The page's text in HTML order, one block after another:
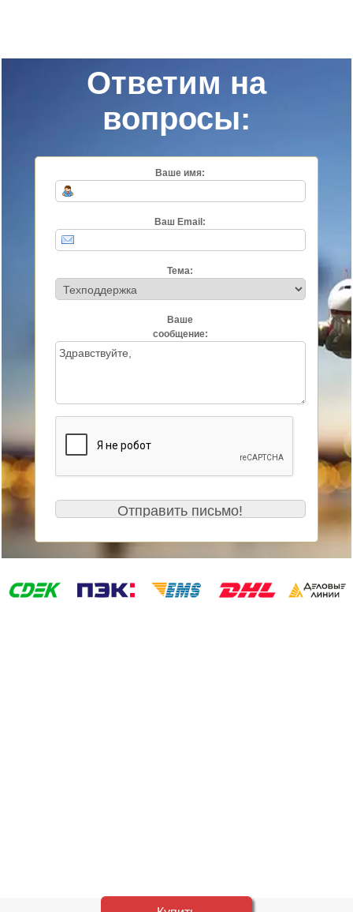
Ответим на
вопросы:
Ваше имя:
Ваш Email:
Тема:
Ваше
сообщение: